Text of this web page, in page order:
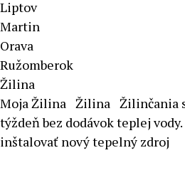
Liptov
Martin
Orava
Ružomberok
Žilina
Moja Žilina Žilina Žilinčania
týždeň bez dodávok teplej
inštalovať nový tepelný zdroj